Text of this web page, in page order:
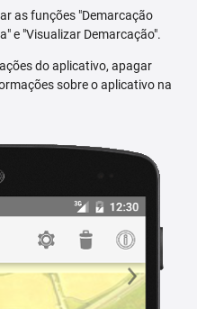
as funções "Demarcação
e "Visualizar Demarcação".
do aplicativo, apagar
sobre o aplicativo na